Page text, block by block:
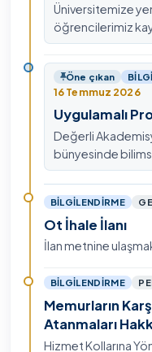
Üniversitemize
öğrencilerimiz
211 75 75 Dahili:
ulaşabilirsiniz.
Öne çıkan
16 Temmuz 2026
Uygulamalı
Değerli
bünyesinde
kültürünü
mekanizmala…
BILGILENDIRME
Ot İhale İlanı
İlan metnine ulaşmak
BILGILENDIRME
Memurların
Atanmaları
Hizmet Kollarına